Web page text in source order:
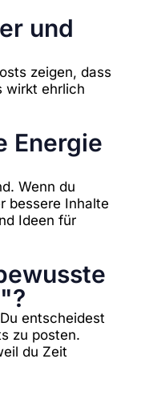
und
zeigen, dass
wirkt ehrlich
Energie
Wenn du
bessere Inhalte
Ideen für
entscheidest
zu posten.
du Zeit